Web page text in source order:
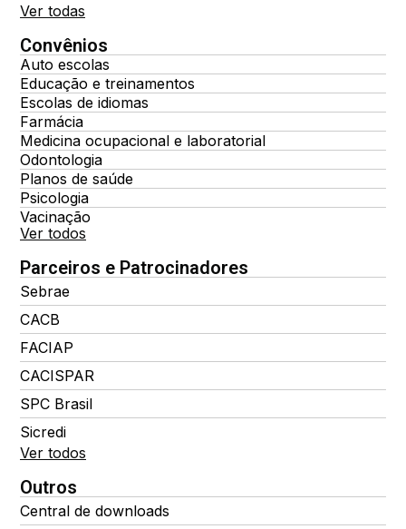
Ver todas
Convênios
Auto escolas
Educação e treinamentos
Escolas de idiomas
Farmácia
Medicina ocupacional e laboratorial
Odontologia
Planos de saúde
Psicologia
Vacinação
Ver todos
Parceiros e Patrocinadores
Sebrae
CACB
FACIAP
CACISPAR
SPC Brasil
Sicredi
Ver todos
Outros
Central de downloads